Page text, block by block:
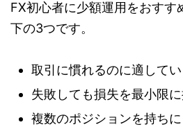
FX初心者に少額運用をおすす
下の3つです。
取引に慣れるのに適してい
失敗しても損失を最小限
複数のポジションを持ち